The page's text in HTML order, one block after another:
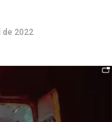
de 2022